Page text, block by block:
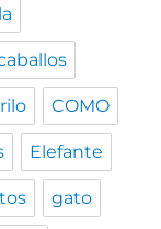
COMO
Elefante
gato